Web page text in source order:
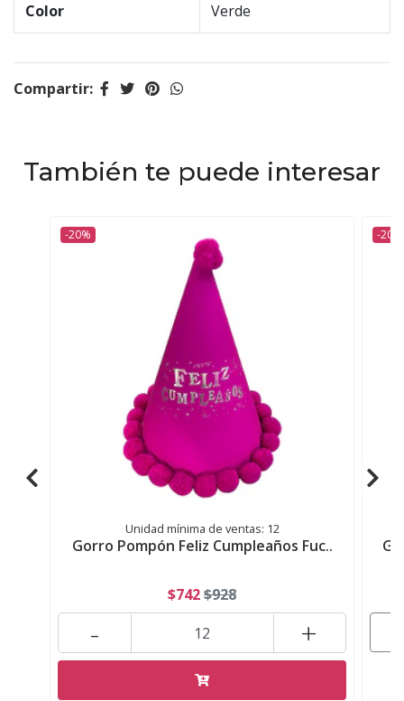
Color Verde
Compartir:
También te puede interesar
-20%
Unidad mínima de ventas: 12
Gorro Pompón Feliz Cumpleaños Fuc..
$742$928
+
-
-20%